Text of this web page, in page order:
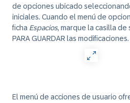
de opciones ubicado
iniciales. Cuando el menú de
ficha Espacios, marque la casilla de
PARA GUARDAR las modificaciones.
El menú de acciones de usuario